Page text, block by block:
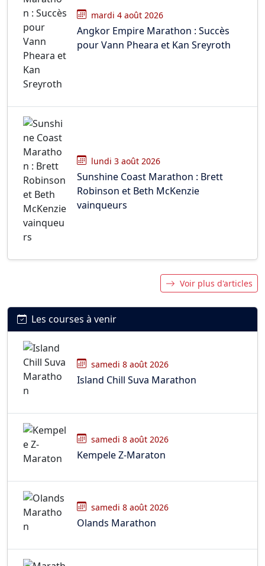
mardi 4 août 2026
Angkor Empire Marathon : Succès
pour Vann Pheara et Kan Sreyroth
lundi 3 août 2026
Sunshine Coast Marathon : Brett
Robinson et Beth McKenzie
vainqueurs
Voir plus d'articles
Les courses à venir
samedi 8 août 2026
Island Chill Suva Marathon
samedi 8 août 2026
Kempele Z-Maraton
samedi 8 août 2026
Olands Marathon